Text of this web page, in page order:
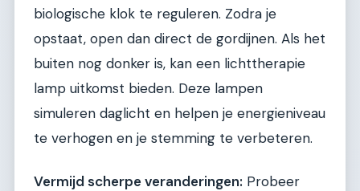
biologische klok te reguleren. Zodra je
opstaat, open dan direct de gordijnen. Als het
buiten nog donker is, kan een lichttherapie
lamp uitkomst bieden. Deze lampen
simuleren daglicht en helpen je energieniveau
te verhogen en je stemming te verbeteren.
Vermijd scherpe veranderingen: Probeer